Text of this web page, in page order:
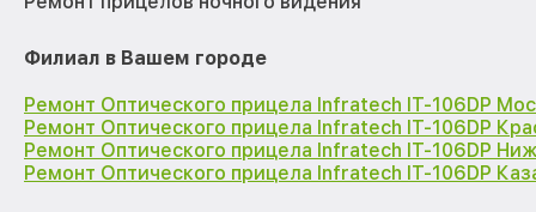
Филиал в Вашем городе
Ремонт Оптического прицела Infratech IT-106DP
Ремонт Оптического прицела Infratech IT-106DP
Ремонт Оптического прицела Infratech IT-106DP
Ремонт Оптического прицела Infratech IT-106DP